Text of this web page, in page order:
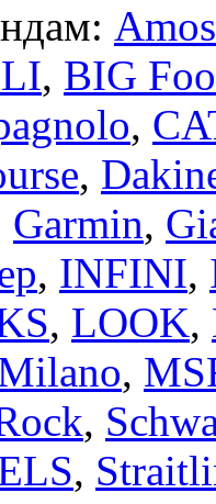
Amos
, BIG
,
,
Garmin,
, INFINI,
, LOOK,
,
,
,